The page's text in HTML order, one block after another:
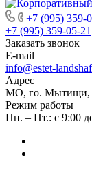
+7 (995) 359-
+7 (995) 359-05-21
Заказать звонок
E-mail
info@estet-
Адрес
МО, го. Мытищи,
Режим работы
Пн. – Пт.: с 9:00